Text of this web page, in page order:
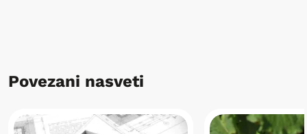
Povezani nasveti